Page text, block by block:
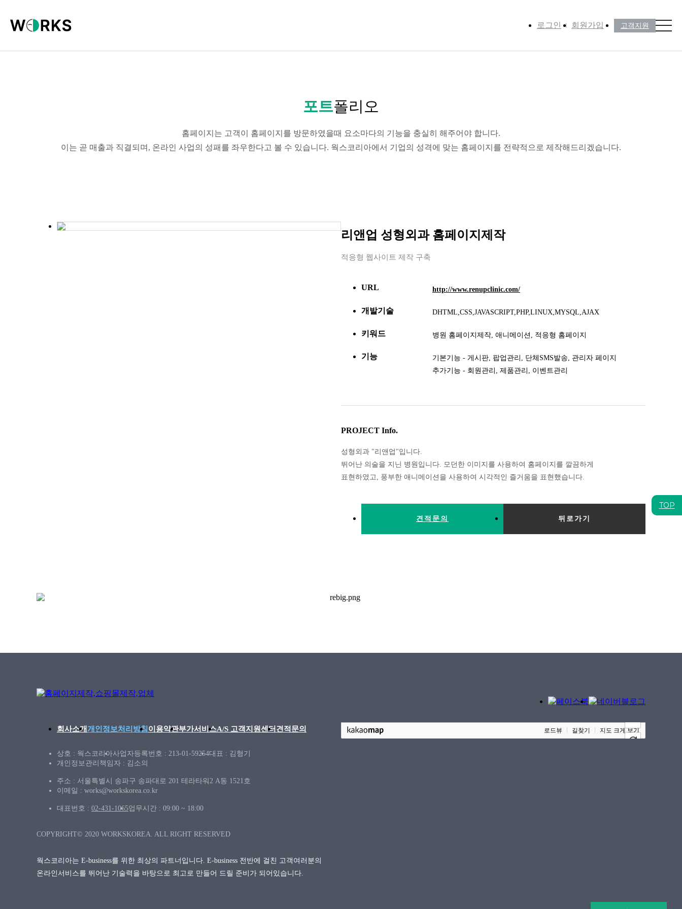
로그인 회원가입 고객지원
TOP
포트폴리오
홈페이지는 고객이 홈페이지를 방문하였을때 요소마다의 기능을 충실히 해주어야 합니다.
이는 곧 매출과 직결되며, 온라인 사업의 성패를 좌우한다고 볼 수 있습니다. 웍스코리아에서 기업의 성격에 맞는 홈페이지를 전략적으로 제작해드리겠습니다.
리앤업 성형외과 홈페이지제작
적응형 웹사이트 제작 구축
URL http://www.renupclinic.com/
개발기술 DHTML,CSS,JAVASCRIPT,PHP,LINUX,MYSQL,AJAX
키워드 병원 홈페이지제작, 애니메이션, 적응형 홈페이지
기능
기본기능 - 게시판, 팝업관리, 단체SMS발송, 관리자 페이지
추가기능 - 회원관리, 제품관리, 이벤트관리
PROJECT Info.
성형외과 "리앤업"입니다.
뛰어난 의술을 지닌 병원입니다. 모던한 이미지를 사용하여 홈페이지를 깔끔하게
표현하였고, 풍부한 애니메이션을 사용하여 시각적인 즐거움을 표현했습니다.
견적문의 뒤로가기
회사소개개인정보처리방침 이용약관부가서비스A/S 고객지원센터 견적문의
상호 : 웍스코리아사업자등록번호 : 213-01-59254대표 : 김형기
개인정보관리책임자 : 김소의
주소 : 서울특별시 송파구 송파대로 201 테라타워2 A동 1521호
이메일 : works@workskorea.co.kr
대표번호 : 02-431-1065업무시간 : 09:00 ~ 18:00
COPYRIGHT© 2020 WORKSKOREA. ALL RIGHT RESERVED
웍스코리아는 E-business를 위한 최상의 파트너입니다. E-business 전반에 걸친 고객여러분의
온라인서비스를 뛰어난 기술력을 바탕으로 최고로 만들어 드릴 준비가 되어있습니다.
로드뷰 길찾기 지도 크게 보기